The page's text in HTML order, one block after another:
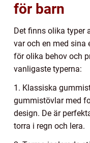
för barn
Det finns olika typer
var och en med sina
för olika behov och
vanligaste typerna:
1. Klassiska
gummistövlar med
design. De är
torra i regn och lera.